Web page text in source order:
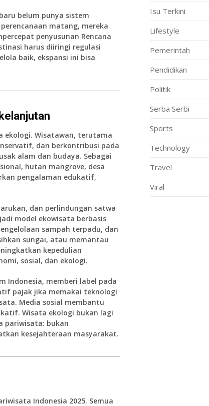
belum punya sistem
matang, mereka
penyusunan Rencana
harus diiringi regulasi
baik, ekspansi ini bisa
ekologi. Wisatawan, terutama
dan berkontribusi pada
alam dan budaya. Sebagai
hutan mangrove, desa
pengalaman edukatif,
dan perlindungan satwa
model ekowisata berbasis
sampah terpadu, dan
sungai, atau memantau
kepedulian
sosial, dan ekologi.
Indonesia, memberi label pada
pajak jika memakai teknologi
Media sosial membantu
Wisata ekologi bukan lagi
pariwisata: bukan
kesejahteraan masyarakat.
Indonesia 2025. Semua
Isu Terkini
Lifestyle
Pemerintah
Pendidikan
Politik
Serba Serbi
Sports
Technology
Travel
Viral